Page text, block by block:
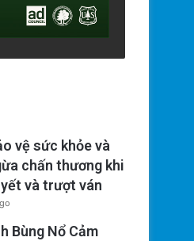
vệ sức khỏe và
chấn thương khi
và trượt ván
Bùng Nổ Cảm